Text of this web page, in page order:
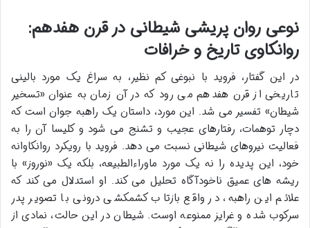
نوعی روان پریشی شیطانی در قرن هفدهم:
روانکاوی تاریخ و خرافات
در این گفتار، فروید با نبوغی کم نظیر، به سراغ یک مورد بالینی
تاریخی از قرن هفدهم می رود که در آن زمان به عنوان «تسخیر
شیطان» تفسیر می شد. این مورد، داستان یک راهبه جوان است که
دچار توهمات، رفتارهای عجیب و تشنج می شود و کلیسا آن را به
فعالیت نیروهای شیطانی نسبت می دهد. فروید با رویکرد روانکاوانه
خود، این پدیده را نه یک مورد ماوراءالطبیعه، بلکه یک «نوروز» با
ریشه های عمیق ناخودآگاه تحلیل می کند. او استدلال می کند که
علائم این راهبه، در واقع بازتاب کشمکشی درونی با تصویر پدر
سرکوب شده و غرایز ممنوعه اوست. شیطان در این حالت، نمادی از